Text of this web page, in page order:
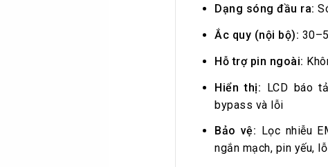
Dạng sóng đầu ra:
Ắc quy (nội bộ):
Hỗ trợ pin ngoài:
Hiển thị: LCD báo
bypass và lỗi
Bảo vệ: Lọc nhiễu
ngắn mạch, pin yếu,